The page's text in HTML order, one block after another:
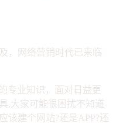
，网络营销时代已来临
专业知识，面对日益更
,大家可能很困扰不知道
该建个网站?还是APP?还